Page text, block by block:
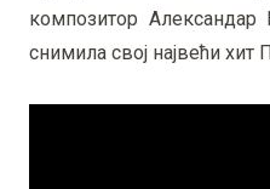
композитор Александар
снимила свој највећи